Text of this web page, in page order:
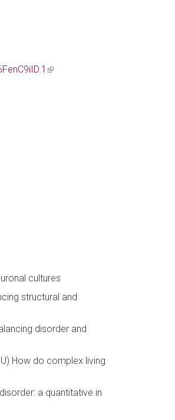
(link
cultures
structural and
disorder and
How do complex living
a quantitative in